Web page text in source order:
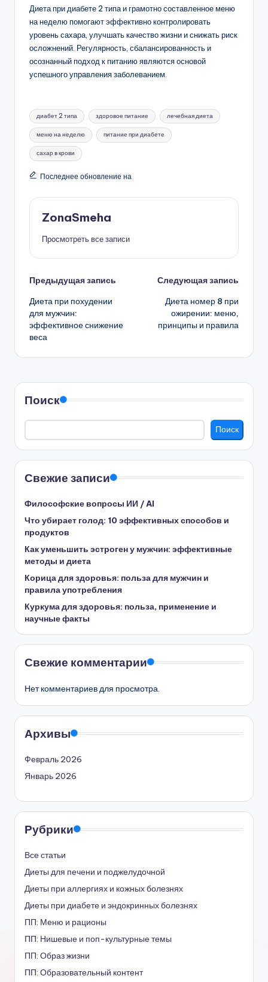
Диета при диабете 2 типа и грамотно составленное меню
на неделю помогают эффективно контролировать
уровень сахара, улучшать качество жизни и снижать риск
осложнений. Регулярность, сбалансированность и
осознанный подход к питанию являются основой
успешного управления заболеванием.
Метки:
диабет 2 типа здоровое питание лечебная диета
меню на неделю питание при диабете
сахар в крови
Последнее обновление на
ZonaSmeha
Просмотреть все записи
Навигация
записи
Предыдущая запись
Диета при похудении
для мужчин:
эффективное снижение
веса
Следующая запись
Диета номер 8 при
ожирении: меню,
принципы и правила
Поиск
Поиск
Свежие записи
Философские вопросы ИИ / AI
Что убирает голод: 10 эффективных способов и
продуктов
Как уменьшить эстроген у мужчин: эффективные
методы и диета
Корица для здоровья: польза для мужчин и
правила употребления
Куркума для здоровья: польза, применение и
научные факты
Свежие комментарии
Нет комментариев для просмотра.
Архивы
Февраль 2026
Январь 2026
Рубрики
Все статьи
Диеты для печени и поджелудочной
Диеты при аллергиях и кожных болезнях
Диеты при диабете и эндокринных болезнях
ПП: Меню и рационы
ПП: Нишевые и поп-культурные темы
ПП: Образ жизни
ПП: Образовательный контент